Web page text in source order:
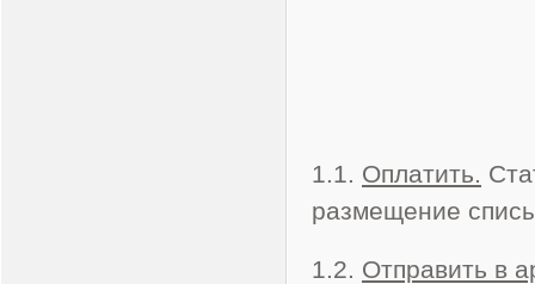
1.1. Оплатить.
размещение
1.2. Отправить в